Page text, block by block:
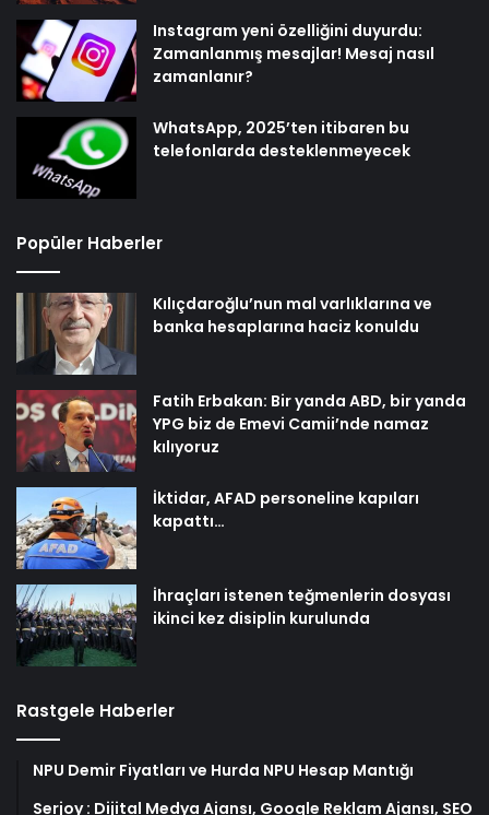
Instagram yeni özelliğini duyurdu:
Zamanlanmış mesajlar! Mesaj nasıl
zamanlanır?
WhatsApp, 2025’ten itibaren bu
telefonlarda desteklenmeyecek
Popüler Haberler
Kılıçdaroğlu’nun mal varlıklarına ve
banka hesaplarına haciz konuldu
Fatih Erbakan: Bir yanda ABD, bir yanda
YPG biz de Emevi Camii’nde namaz
kılıyoruz
İktidar, AFAD personeline kapıları
kapattı…
İhraçları istenen teğmenlerin dosyası
ikinci kez disiplin kurulunda
Rastgele Haberler
NPU Demir Fiyatları ve Hurda NPU Hesap Mantığı
Serjoy : Dijital Medya Ajansı, Google Reklam Ajansı, SEO